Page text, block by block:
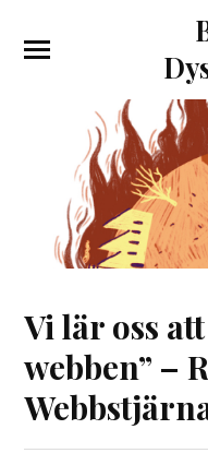
Vi lär oss
webben” –